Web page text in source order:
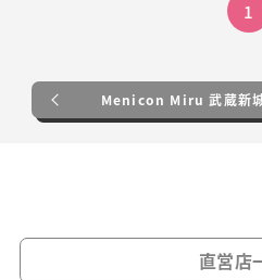
1
Menicon Miru 武蔵新
直営店